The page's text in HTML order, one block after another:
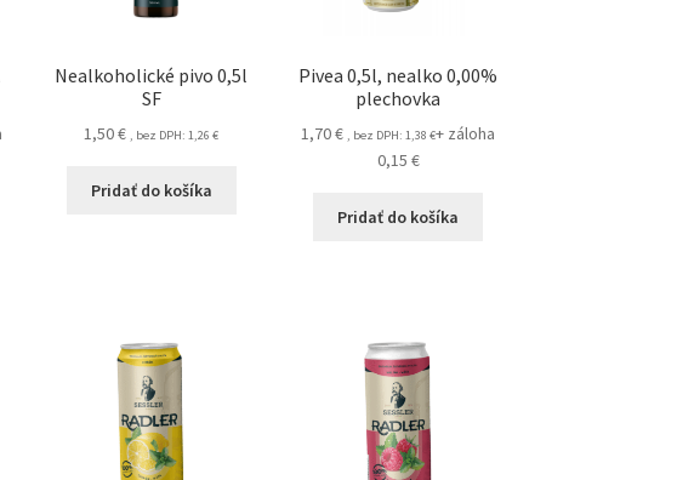
Nealkoholické pivo 0,5l
SF
1,50€ , bez DPH:1,26€
Pridať do košíka
Pivea 0,5l, nealko 0,00%
plechovka
1,70€ , bez DPH:1,38€+ záloha
0,15 €
Pridať do košíka